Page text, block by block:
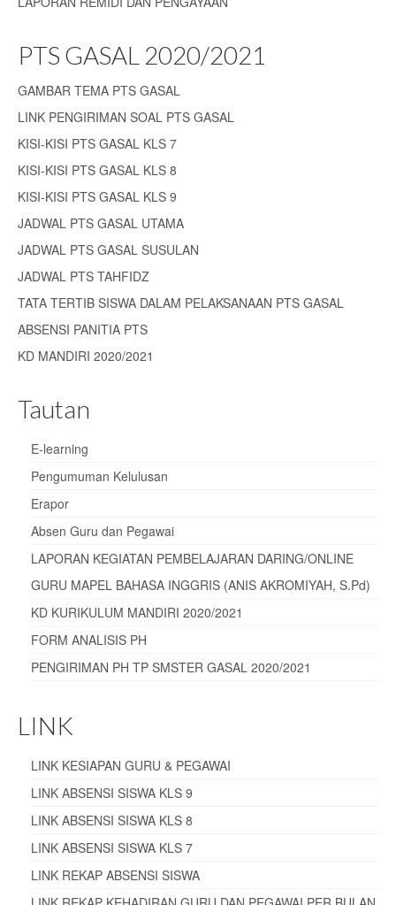
PTS GASAL 2020/2021
GAMBAR TEMA PTS GASAL
LINK PENGIRIMAN SOAL PTS GASAL
KISI-KISI PTS GASAL KLS 7
KISI-KISI PTS GASAL KLS 8
KISI-KISI PTS GASAL KLS 9
JADWAL PTS GASAL UTAMA
JADWAL PTS GASAL SUSULAN
JADWAL PTS TAHFIDZ
TATA TERTIB SISWA DALAM PELAKSANAAN PTS GASAL
ABSENSI PANITIA PTS
KD MANDIRI 2020/2021
Tautan
E-learning
Pengumuman Kelulusan
Erapor
Absen Guru dan Pegawai
LAPORAN KEGIATAN PEMBELAJARAN DARING/ONLINE
GURU MAPEL BAHASA INGGRIS (ANIS AKROMIYAH, S.Pd)
KD KURIKULUM MANDIRI 2020/2021
FORM ANALISIS PH
PENGIRIMAN PH TP SMSTER GASAL 2020/2021
LINK
LINK KESIAPAN GURU & PEGAWAI
LINK ABSENSI SISWA KLS 9
LINK ABSENSI SISWA KLS 8
LINK ABSENSI SISWA KLS 7
LINK REKAP ABSENSI SISWA